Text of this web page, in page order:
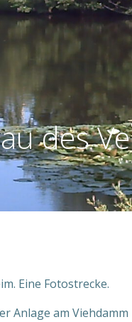
des
Eine Fotostrecke.
Anlage am